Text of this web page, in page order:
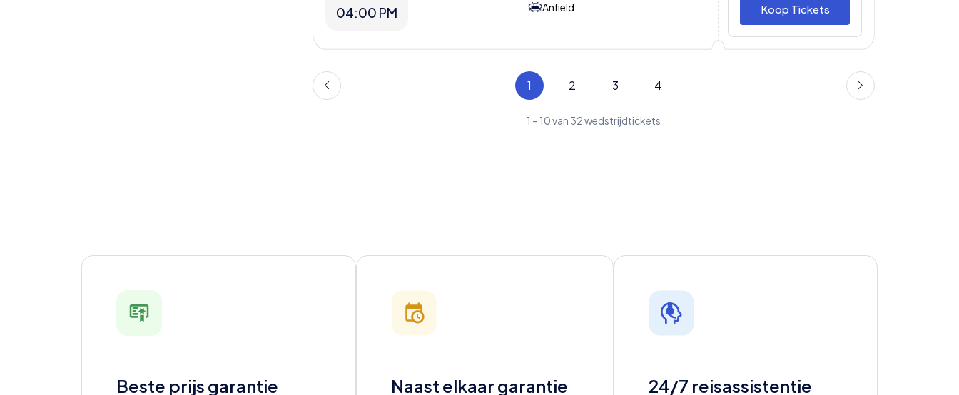
04:00 PM Anfield Koop Tickets
1 2 3 4
1 – 10van32wedstrijdtickets
Beste prijs garantie Naast elkaar garantie 24/7 reisassistentie